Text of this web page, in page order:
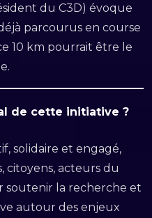
du C3D) évoque
parcourus en course
10 km pourrait être le
de cette initiative ?
solidaire et engagé,
citoyens, acteurs du
soutenir la recherche et
autour des enjeux